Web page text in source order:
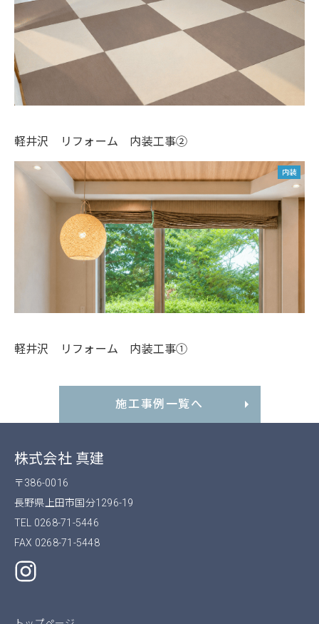
軽井沢 リフォーム 内装工事②
内装
軽井沢 リフォーム 内装工事①
施工事例一覧へ
株式会社 真建
〒386-0016
長野県上田市国分1296-19
TEL 0268-71-5446
FAX 0268-71-5448